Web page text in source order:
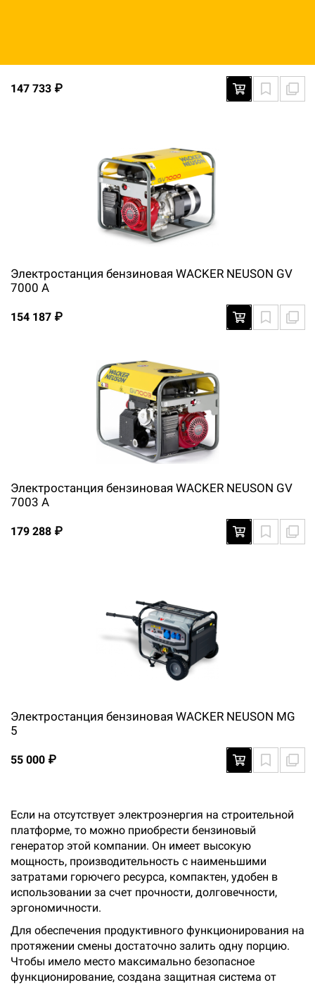
147 733 ₽
Электростанция бензиновая WACKER NEUSON GV
7000 A
154 187 ₽
Электростанция бензиновая WACKER NEUSON GV
7003 A
179 288 ₽
Электростанция бензиновая WACKER NEUSON MG
5
55 000 ₽
Если на отсутствует электроэнергия на строительной
платформе, то можно приобрести бензиновый
генератор этой компании. Он имеет высокую
мощность, производительность с наименьшими
затратами горючего ресурса, компактен, удобен в
использовании за счет прочности, долговечности,
эргономичности.
Для обеспечения продуктивного функционирования на
протяжении смены достаточно залить одну порцию.
Чтобы имело место максимально безопасное
функционирование, создана защитная система от